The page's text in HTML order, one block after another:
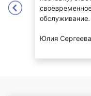
обслуживание.
Юлия Сергеева